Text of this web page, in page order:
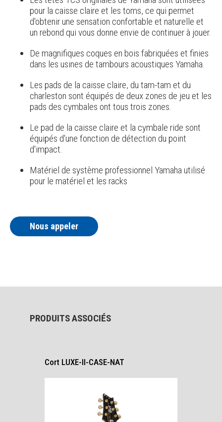
pour la caisse claire et les toms, ce qui permet
d'obtenir une sensation confortable et naturelle et
un rebond qui vous donne envie de continuer à jouer.
De magnifiques coques en bois fabriquées et finies
dans les usines de tambours acoustiques Yamaha.
Les pads de la caisse claire, du tam-tam et du
charleston sont équipés de deux zones de jeu et les
pads des cymbales ont tous trois zones.
Le pad de la caisse claire et la cymbale ride sont
équipés d'une fonction de détection du point
d'impact.
Matériel de système professionnel Yamaha utilisé
pour le matériel et les racks
Nous appeler
PRODUITS ASSOCIÉS
Cort LUXE-II-CASE-NAT